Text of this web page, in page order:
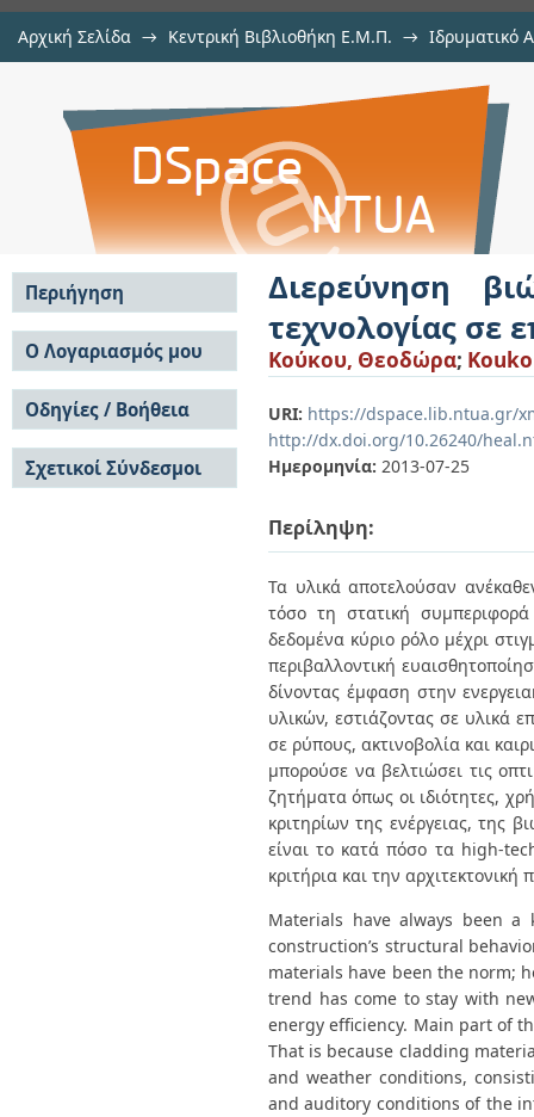
Αρχική Σελίδα → Κεντρική Βιβλιοθήκη Ε.Μ.Π. → Ιδρυματικό
Διερεύνηση βιώσιμων
επικαλύψεις κτιρίων
Διερεύνηση
τεχνολογίας σε
Κούκου, Θεοδώρα;
URI: https://dspace.lib.ntua.gr/
http://dx.doi.org/10.26240/
Ημερομηνία: 2013-07-25
Περίληψη:
Τα υλικά αποτελούσαν
τόσο τη στατική
δεδομένα κύριο ρόλο μέχρι
περιβαλλοντική
δίνοντας έμφαση στην
υλικών, εστιάζοντας σε υλικά
σε ρύπους, ακτινοβολία και
μπορούσε να βελτιώσει τις
ζητήματα όπως οι ιδιότητες,
κριτηρίων της ενέργειας, της
είναι το κατά πόσο τα high-
κριτήρια και την
Materials have always been
construction’s structural
materials have been the norm;
trend has come to stay with
energy efficiency. Main part of
That is because cladding
and weather conditions,
and auditory conditions of the
Περιήγηση
Σε όλο το DSpace
Κοινότητες & Συλλογές
Ανά Ημερομηνία
Έκδοσης
Συγγραφείς
Τίτλοι
Θέματα
Ο Λογαριασμός μου
Σύνδεση
Εγγραφή
Οδηγίες / Βοήθεια
Οδηγίες Υποβολής
Οδηγίες Χρήσης ΙΑ
Συχνές Ερωτήσεις
Σχετικοί Σύνδεσμοι